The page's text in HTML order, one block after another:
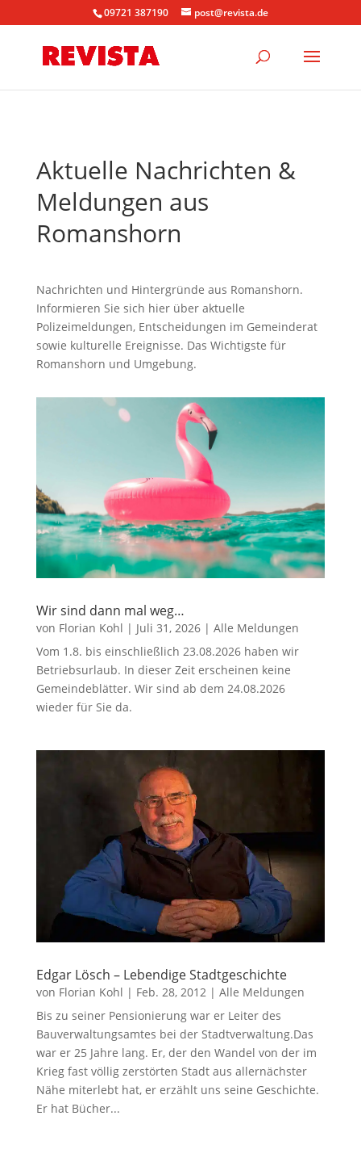
09721 387190 post@revista.de
Aktuelle Nachrichten &
Meldungen aus
Romanshorn
Nachrichten und Hintergründe aus Romanshorn.
Informieren Sie sich hier über aktuelle
Polizeimeldungen, Entscheidungen im Gemeinderat
sowie kulturelle Ereignisse. Das Wichtigste für
Romanshorn und Umgebung.
Wir sind dann mal weg…
von Florian Kohl | Juli 31, 2026| Alle Meldungen
Vom 1.8. bis einschließlich 23.08.2026 haben wir
Betriebsurlaub. In dieser Zeit erscheinen keine
Gemeindeblätter. Wir sind ab dem 24.08.2026
wieder für Sie da.
Edgar Lösch – Lebendige Stadtgeschichte
von Florian Kohl | Feb. 28, 2012| Alle Meldungen
Bis zu seiner Pensionierung war er Leiter des
Bauverwaltungsamtes bei der Stadtverwaltung.Das
war er 25 Jahre lang. Er, der den Wandel von der im
Krieg fast völlig zerstörten Stadt aus allernächster
Nähe miterlebt hat, er erzählt uns seine Geschichte.
Er hat Bücher...